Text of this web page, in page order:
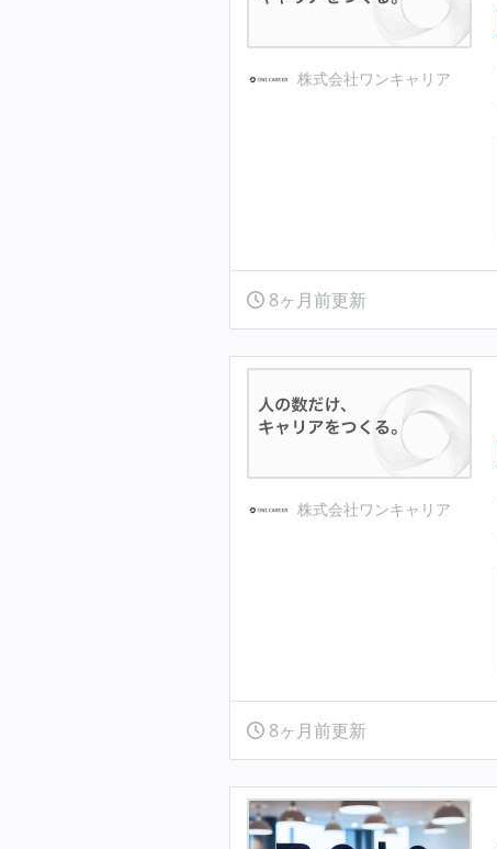
株式会社ワンキャリア
8ヶ月前更新
株式会社ワンキャリア
8ヶ月前更新